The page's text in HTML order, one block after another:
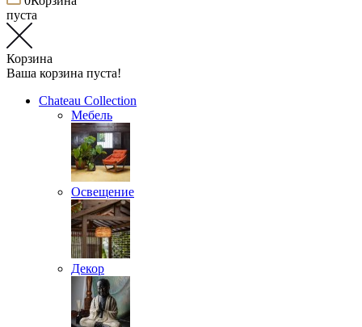
пуста
Корзина
Ваша корзина пуста!
Chateau Collection
Мебель
Освещение
Декор